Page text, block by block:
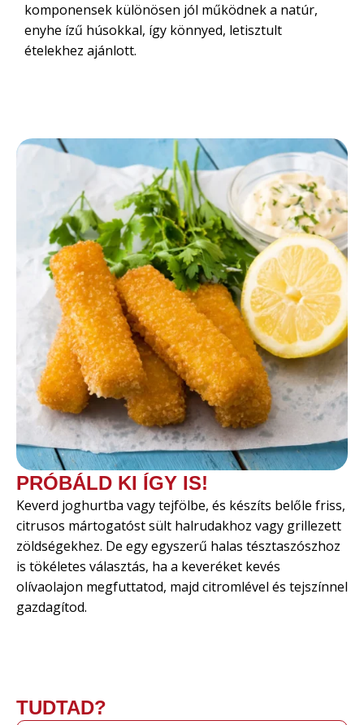
komponensek különösen jól működnek a natúr,
enyhe ízű húsokkal, így könnyed, letisztult
ételekhez ajánlott.
PRÓBÁLD KI ÍGY IS!
Keverd joghurtba vagy tejfölbe, és készíts belőle friss,
citrusos mártogatóst sült halrudakhoz vagy grillezett
zöldségekhez. De egy egyszerű halas tésztaszószhoz
is tökéletes választás, ha a keveréket kevés
olívaolajon megfuttatod, majd citromlével és tejszínnel
gazdagítod.
TUDTAD?